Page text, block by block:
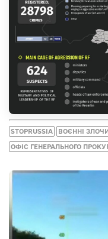
STOPRUSSIA ВОЄННІ
ОФІС ГЕНЕРАЛЬНОГО